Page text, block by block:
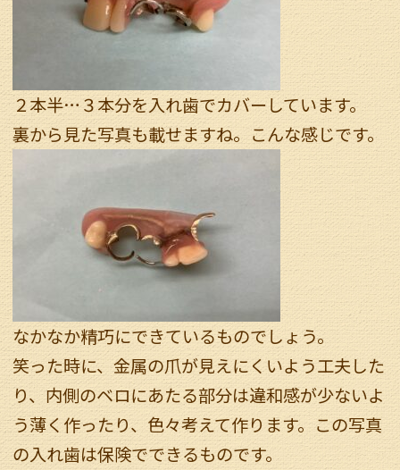
２本半…３本分を入れ歯でカバーしています。
裏から見た写真も載せますね。こんな感じです。
なかなか精巧にできているものでしょう。
笑った時に、金属の爪が見えにくいよう工夫した
り、内側のベロにあたる部分は違和感が少ないよ
う薄く作ったり、色々考えて作ります。この写真
の入れ歯は保険でできるものです。